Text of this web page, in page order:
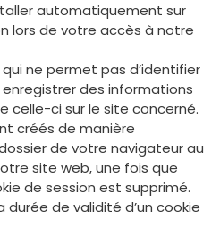
automatiquement sur
lors de votre accès à notre
ne permet pas d’identifier
des informations
celle-ci sur le site concerné.
créés de manière
de votre navigateur au
site web, une fois que
de session est supprimé.
durée de validité d’un cookie